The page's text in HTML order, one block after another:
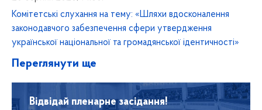
Комітетські слухання на тему: «Шляхи вдосконалення
законодавчого забезпечення сфери утвердження
української національної та громадянської ідентичності»
Переглянути ще
Відвідай пленарне засідання!